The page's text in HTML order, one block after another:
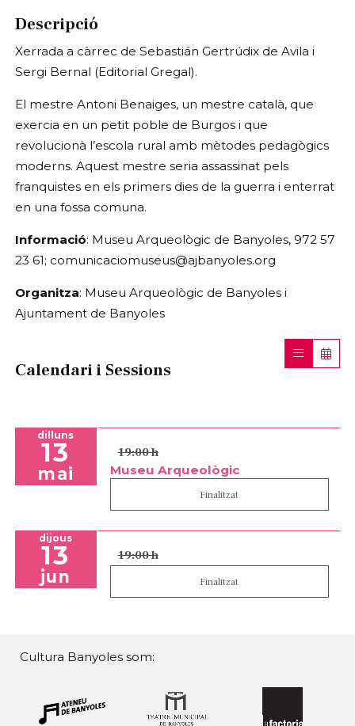
Descripció
Xerrada a càrrec de Sebastián Gertrúdix de Avila i
Sergi Bernal (Editorial Gregal).
El mestre Antoni Benaiges, un mestre català, que
exercia en un petit poble de Burgos i que
revolucionà l’escola rural amb mètodes pedagògics
moderns. Aquest mestre seria assassinat pels
franquistes en els primers dies de la guerra i enterrat
en una fossa comuna.
Informació: Museu Arqueològic de Banyoles, 972 57
23 61; comunicaciomuseus@ajbanyoles.org
Organitza: Museu Arqueològic de Banyoles i
Ajuntament de Banyoles
Calendari i Sessions
dilluns
13
mai
19:00 h
Museu Arqueològic
Finalitzat
dijous
13
jun
19:00 h
Finalitzat
Cultura Banyoles som: